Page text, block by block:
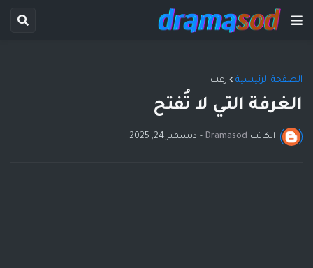
-
الصفحة الرئيسية رعب
الغرفة التي لا تُفتح
الكاتب Dramasod
- ديسمبر 24, 2025